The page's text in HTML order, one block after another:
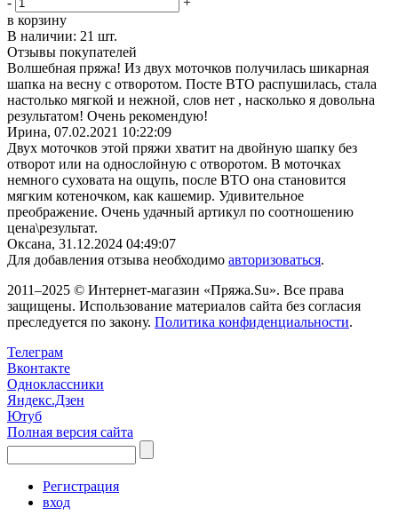
в корзину
В наличии: 21 шт.
Отзывы покупателей
Волшебная пряжа! Из двух моточков получилась шикарная
шапка на весну с отворотом. Посте ВТО распушилась, стала
настолько мягкой и нежной, слов нет , насколько я довольна
результатом! Очень рекомендую!
Ирина, 07.02.2021 10:22:09
Двух моточков этой пряжи хватит на двойную шапку без
отворот или на однослойную с отворотом. В моточках
немного суховата на ощупь, после ВТО она становится
мягким котеночком, как кашемир. Удивительное
преображение. Очень удачный артикул по соотношению
цена\результат.
Оксана, 31.12.2024 04:49:07
Для добавления отзыва необходимо авторизоваться.
2011–2025 © Интернет-магазин «Пряжа.Su». Все права
защищены. Использование материалов сайта без согласия
преследуется по закону. Политика конфиденциальности.
Телеграм
Вконтакте
Одноклассники
Яндекс.Дзен
Ютуб
Полная версия сайта
Регистрация
вход